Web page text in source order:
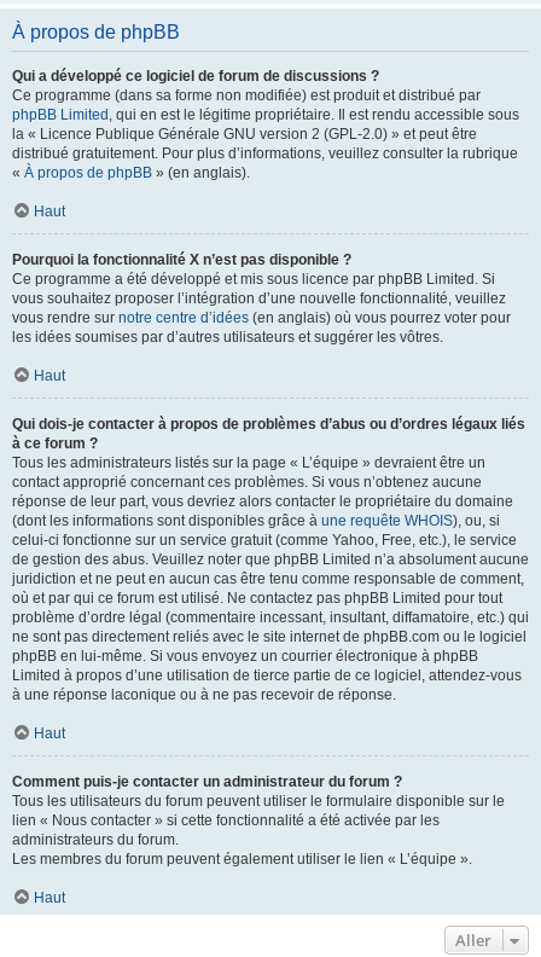
À propos de phpBB
Qui a développé ce logiciel de forum de discussions ?
Ce programme (dans sa forme non modifiée) est produit et distribué par
phpBB Limited , qui en est le légitime propriétaire. Il est rendu accessible sous
la « Licence Publique Générale GNU version 2 (GPL-2.0) » et peut être
distribué gratuitement. Pour plus d’informations, veuillez consulter la rubrique
« À propos de phpBB » (en anglais).
Haut
Pourquoi la fonctionnalité X n’est pas disponible ?
Ce programme a été développé et mis sous licence par phpBB Limited. Si
vous souhaitez proposer l’intégration d’une nouvelle fonctionnalité, veuillez
vous rendre sur notre centre d’idées (en anglais) où vous pourrez voter pour
les idées soumises par d’autres utilisateurs et suggérer les vôtres.
Haut
Qui dois-je contacter à propos de problèmes d’abus ou d’ordres légaux liés
à ce forum ?
Tous les administrateurs listés sur la page « L’équipe » devraient être un
contact approprié concernant ces problèmes. Si vous n’obtenez aucune
réponse de leur part, vous devriez alors contacter le propriétaire du domaine
(dont les informations sont disponibles grâce à une requête WHOIS), ou, si
celui-ci fonctionne sur un service gratuit (comme Yahoo, Free, etc.), le service
de gestion des abus. Veuillez noter que phpBB Limited n’a absolument aucune
juridiction et ne peut en aucun cas être tenu comme responsable de comment,
où et par qui ce forum est utilisé. Ne contactez pas phpBB Limited pour tout
problème d’ordre légal (commentaire incessant, insultant, diffamatoire, etc.) qui
ne sont pas directement reliés avec le site internet de phpBB.com ou le logiciel
phpBB en lui-même. Si vous envoyez un courrier électronique à phpBB
Limited à propos d’une utilisation de tierce partie de ce logiciel, attendez-vous
à une réponse laconique ou à ne pas recevoir de réponse.
Haut
Comment puis-je contacter un administrateur du forum ?
Tous les utilisateurs du forum peuvent utiliser le formulaire disponible sur le
lien « Nous contacter » si cette fonctionnalité a été activée par les
administrateurs du forum.
Les membres du forum peuvent également utiliser le lien « L’équipe ».
Haut
Aller